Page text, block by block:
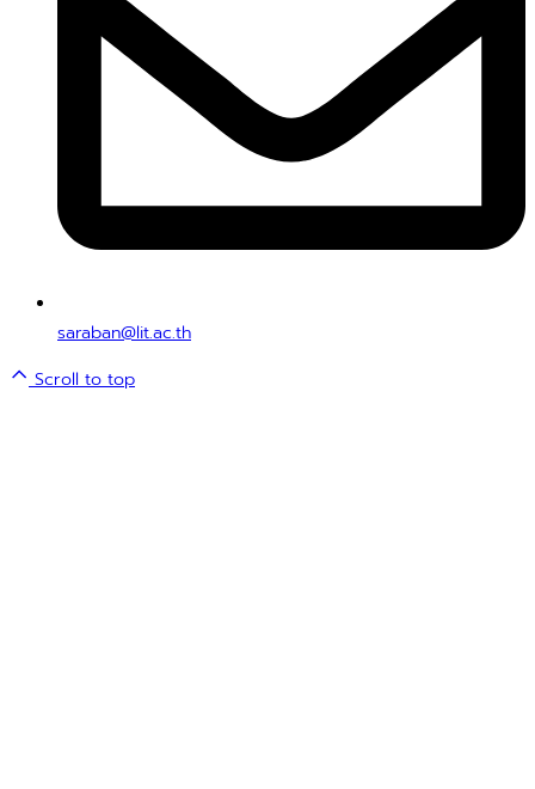
saraban@lit.ac.th
Scroll to top